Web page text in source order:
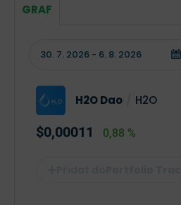
GRAF
H2O Dao H2O
$0,00011 0,88 %